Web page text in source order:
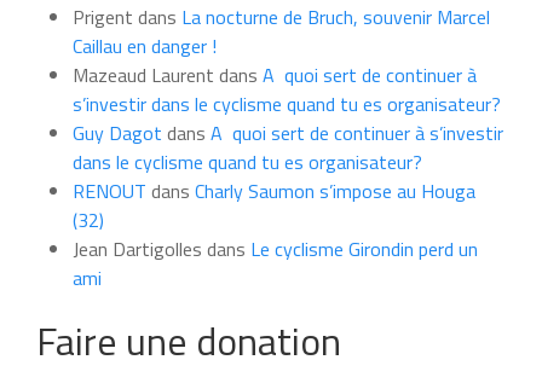
moisPrigent dans La nocturne de Bruch, souvenir Marcel
Caillau en danger !
Mazeaud Laurent dans A quoi sert de continuer à
s’investir dans le cyclisme quand tu es organisateur?
Guy Dagot dans A quoi sert de continuer à s’investir
dans le cyclisme quand tu es organisateur?
RENOUT dans Charly Saumon s’impose au Houga
(32)
Jean Dartigolles dans Le cyclisme Girondin perd un
ami
Faire une donation